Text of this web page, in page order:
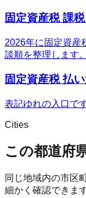
固定資産税 課
2026年に固定資産
談順を整理します。
固定資産税 払
表記ゆれの入口です
Cities
この都道府
同じ地域内の市区
細かく確認できます